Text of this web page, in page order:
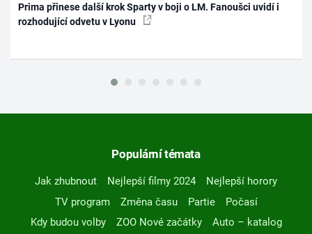
Prima přinese další krok Sparty v boji o LM. Fanoušci uvidí i
rozhodující odvetu v Lyonu
Populární témata
Jak zhubnout Nejlepší filmy 2024
Nejlepší horory
TV program
Změna času Partie
Počasí
Kdy budou volby
ZOO Nové začátky
Auto – katalog